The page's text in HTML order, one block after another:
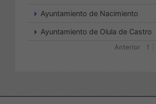
Ayuntamiento de Nacimiento
Ayuntamiento de Olula de Castro
Anterior 1